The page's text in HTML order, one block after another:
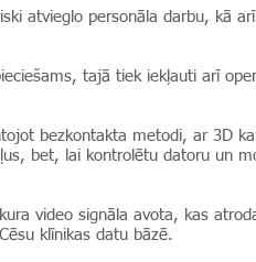
atvieglo personāla darbu, kā
tajā tiek iekļauti arī
bezkontakta metodi, ar 3D
bet, lai kontrolētu datoru un
video signāla avota, kas
klīnikas datu bāzē.